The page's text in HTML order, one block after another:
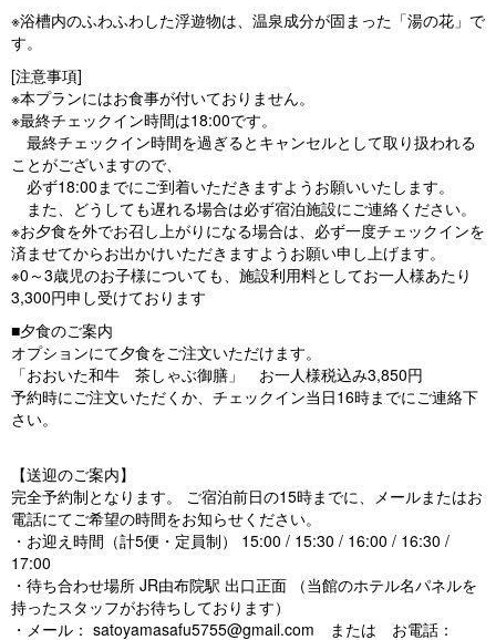
※浴槽内のふわふわした浮遊物は、温泉成分が固まった「湯の花」で
す。
[注意事項]
※本プランにはお食事が付いておりません。
※最終チェックイン時間は18:00です。
最終チェックイン時間を過ぎるとキャンセルとして取り扱われる
ことがございますので、
必ず18:00までにご到着いただきますようお願いいたします。
また、どうしても遅れる場合は必ず宿泊施設にご連絡ください。
※お夕食を外でお召し上がりになる場合は、必ず一度チェックインを
済ませてからお出かけいただきますようお願い申し上げます。
※0～3歳児のお子様についても、施設利用料としてお一人様あたり
3,300円申し受けております
■夕食のご案内
オプションにて夕食をご注文いただけます。
「おおいた和牛 茶しゃぶ御膳」 お一人様税込み3,850円
予約時にご注文いただくか、チェックイン当日16時までにご連絡下
さい。
【送迎のご案内】
完全予約制となります。 ご宿泊前日の15時までに、メールまたはお
電話にてご希望の時間をお知らせください。
・お迎え時間（計5便・定員制） 15:00 / 15:30 / 16:00 / 16:30 /
17:00
・待ち合わせ場所 JR由布院駅 出口正面 （当館のホテル名パネルを
持ったスタッフがお待ちしております）
・メール： satoyamasafu5755@gmail.com または お電話：